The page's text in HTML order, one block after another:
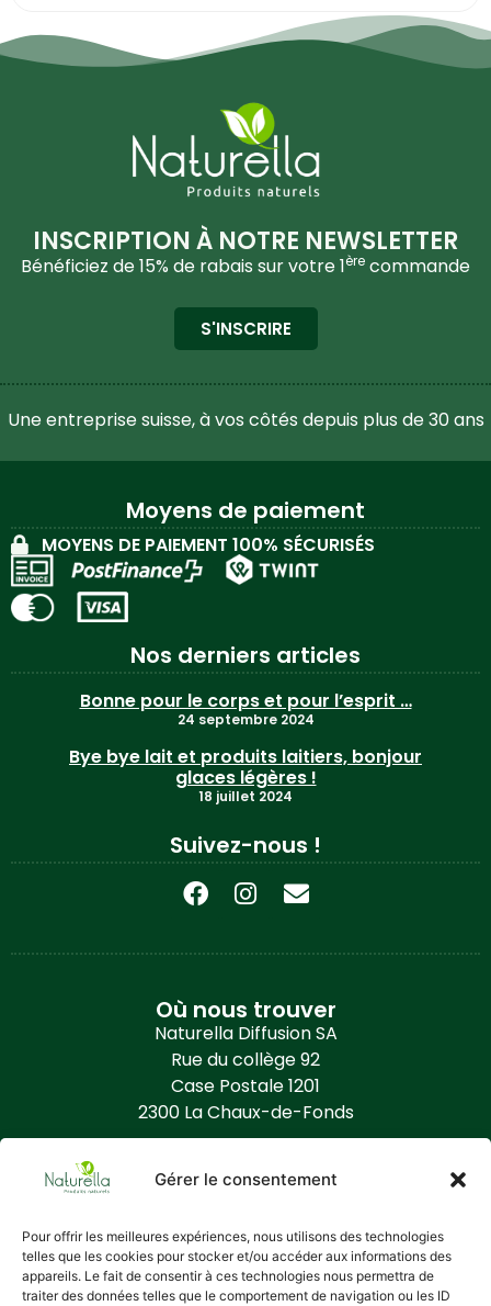
Gérer le consentement
Pour offrir les meilleures expériences, nous utilisons des technologies
telles que les cookies pour stocker et/ou accéder aux informations des
appareils. Le fait de consentir à ces technologies nous permettra de
traiter des données telles que le comportement de navigation ou les ID
INSCRIPTION À NOTRE NEWSLETTER
Bénéficiez de 15% de rabais sur votre 1ère commande
S'INSCRIRE
Une entreprise suisse, à vos côtés depuis plus de 30 ans
Moyens de paiement
MOYENS DE PAIEMENT 100% SÉCURISÉS
Nos derniers articles
Bonne pour le corps et pour l’esprit …
24 septembre 2024
Bye bye lait et produits laitiers, bonjour
glaces légères !
18 juillet 2024
Suivez-nous !
Où nous trouver
Naturella Diffusion SA
Rue du collège 92
Case Postale 1201
2300 La Chaux-de-Fonds
Contact
info@naturella.ch
https://www.naturella.ch